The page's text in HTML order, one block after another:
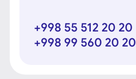
+998 55 512 20 20
+998 99 560 20 20